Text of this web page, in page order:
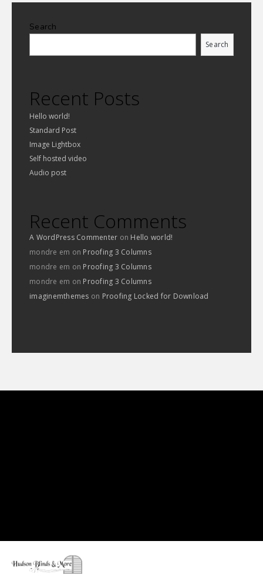
Search
Search
Recent Posts
Hello world!
Standard Post
Image Lightbox
Self hosted video
Audio post
Recent Comments
A WordPress Commenter on Hello world!
mondre em on Proofing 3 Columns
mondre em on Proofing 3 Columns
mondre em on Proofing 3 Columns
imaginemthemes on Proofing Locked for Download